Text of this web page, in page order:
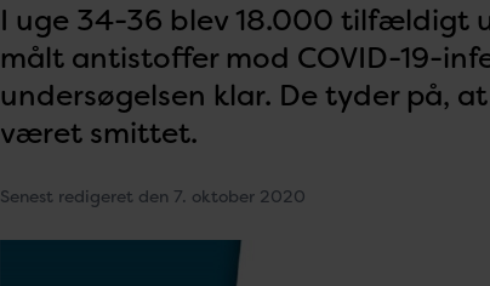
I uge 34-36 blev 18.000 tilfældigt
målt antistoffer mod COVID-19-
undersøgelsen klar. De tyder på,
været smittet.
Senest redigeret den 7. oktober 2020